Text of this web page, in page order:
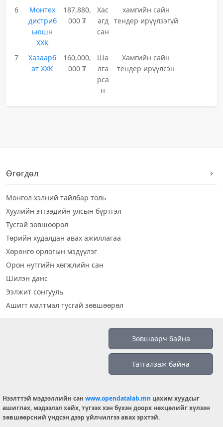
6
Монтех
дистриб
ьюшн
ХХК
187,880,
000 ₮
Хас
агд
сан
хамгийн сайн
тендер ирүүлээгүй
7
Хазаарб
ат ХХК
160,000,
000 ₮
Ша
лга
рса
н
Хамгийн сайн
тендер ирүүлсэн
Өгөгдөл
Монгол хэлний тайлбар толь
Хуулийн этгээдийн улсын бүртгэл
Тусгай зөвшөөрөл
Төрийн худалдан авах ажиллагаа
Хөрөнгө орлогын мэдүүлэг
Орон нутгийн хөгжлийн сан
Шилэн данс
Ээлжит сонгууль
Ашигт малтмал тусгай зөвшөөрөл
info@opendatalab.mn
© 2026 OPENDATA LAB MONGOLIA.
Зөвшөөрч байна
Татгалзаж байна
Нээлттэй мэдээллийн сан www.opendatalab.mn цахим хуудсыг
ашиглах, мэдээлэл хайх, түгээх хэн бүхэн доорх нөхцөлийг хүлээн
зөвшөөрсний үндсэн дээр үйлчилгээ авах эрхтэй.